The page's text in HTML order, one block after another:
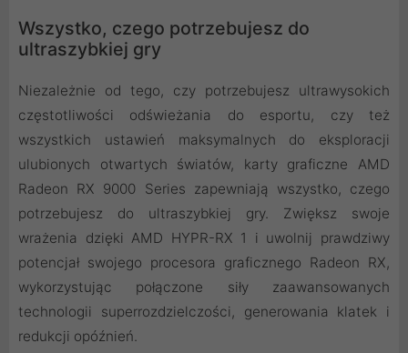
Wszystko, czego potrzebujesz do
ultraszybkiej gry
Niezależnie od tego, czy potrzebujesz ultrawysokich
częstotliwości odświeżania do esportu, czy też
wszystkich ustawień maksymalnych do eksploracji
ulubionych otwartych światów, karty graficzne AMD
Radeon RX 9000 Series zapewniają wszystko, czego
potrzebujesz do ultraszybkiej gry. Zwiększ swoje
wrażenia dzięki AMD HYPR-RX 1 i uwolnij prawdziwy
potencjał swojego procesora graficznego Radeon RX,
wykorzystując połączone siły zaawansowanych
technologii superrozdzielczości, generowania klatek i
redukcji opóźnień.